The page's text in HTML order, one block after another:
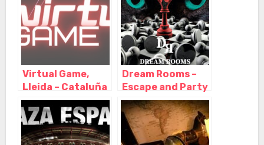
Virtual Game,
Lleida – Cataluña
Dream Rooms –
Escape and Party
(Vallfogona de
Balaguer, Lleida),
L'Hostal Nou I la
Codosa – Lérida